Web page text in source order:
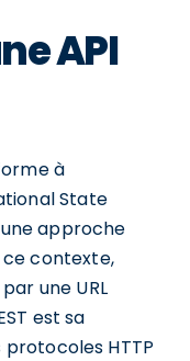
API
à
State
approche
ce contexte,
une URL
est sa
HTTP